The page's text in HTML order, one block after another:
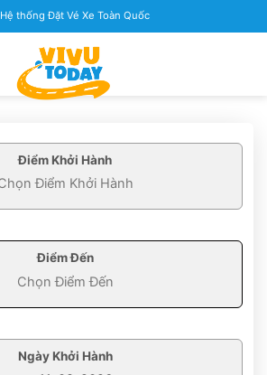
Hệ thống Đặt Vé Xe Toàn Quốc
Điểm Khởi Hành
Điểm Đến
Ngày Khởi Hành